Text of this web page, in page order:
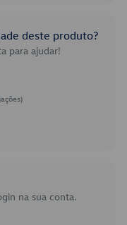
deste produto?
para ajudar!
na sua conta.